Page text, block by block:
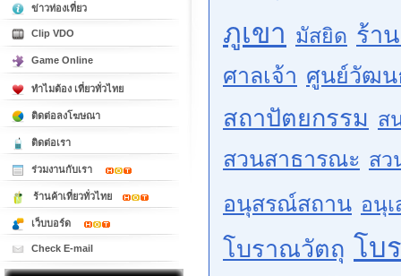
ภูเขา มัสยิด ร้า
ศาลเจ้า ศูนย์วัฒน
สถาปัตยกรรม ส
สวนสาธารณะ สว
อนุสรณ์สถาน อนุ
โบราณวัตถุ โบ
ข่าวท่องเที่ยว
Clip VDO
Game Online
ทำไมต้อง เที่ยวทั่วไทย
ติดต่อลงโฆษณา
ติดต่อเรา
ร่วมงานกับเรา
ร้านค้าเที่ยวทั่วไทย
เว็บบอร์ด
Check E-mail